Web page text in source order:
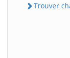
Trouver